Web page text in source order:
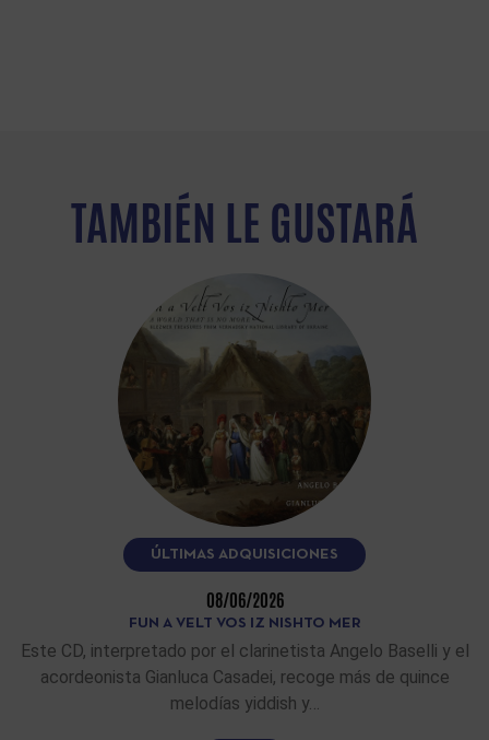
TAMBIÉN LE GUSTARÁ
ÚLTIMAS ADQUISICIONES
08/06/2026
FUN A VELT VOS IZ NISHTO MER
Este CD, interpretado por el clarinetista Angelo Baselli y el
acordeonista Gianluca Casadei, recoge más de quince
melodías yiddish y…